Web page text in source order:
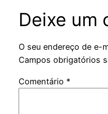
Deixe um
O seu endereço de e-
Campos obrigatórios
Comentário *